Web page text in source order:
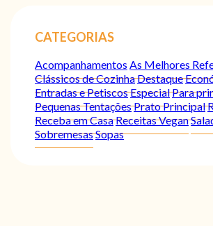
CATEGORIAS
Acompanhamentos As Melhores
Clássicos de CozinhaDestaque
Entradas e PetiscosEspecialPara
Pequenas TentaçõesPrato Principal
Receba em CasaReceitas Vegan
SobremesasSopas